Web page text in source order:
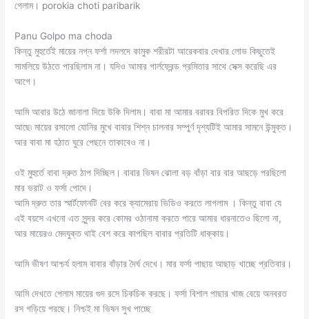
গেলাম। porokia choti paribarik
Panu Golpo ma choda
কিন্তু মুহুর্তেই মায়ের নগ্ন ফর্শা লদলদে কামুক শরীরটা আরেকবার দেখার লোভ কিছুতেই
সামলিয়ে উঠতে পারছিলাম না। যদিও আমার গার্লফ্রেন্ড প্রমিতার সাথে সেক্স করেছি এর
আগে।
আমি আবার উঠে জানালা দিয়ে উকি দিলাম। বাবা মা আমার বরাবর বিপরিত দিকে মুখ করে
আছে৷ মায়ের রসালো যোনির মুখে বাবার শিশ্ন চালনার সম্পুর্ণ দৃশ্যটিই আমার সামনে উন্মুক্ত।
আর বাবা মা হঠাত ঘুরে পেছনে তাকাবেও না।
ওই মুহুর্তে বাবা দ্রুত ঠাপ দিচ্ছিল। বাবার ভিষন ঝোলা বড় বাঁড়া বার বার আছড়ে পরছিলো
মার ভরাট ও ফর্সা পোদে।
আমি দ্রুত তার স্মার্টফোনটি বের করে ক্যামেরায় ভিডিও করতে লাগলাম । কিন্তু বাবা যে
এই বয়সে এখনো এত সুন্দর করে কোমর ওঠানামা করতে পারে আমার ধারনাতেও ছিলো না,
আর মায়েরও মেদযুক্ত থাই বেশ করে কাপছিল বাবার প্রতিটি ধাক্কায়।
আমি ভীষণ আশ্চর্য হলাম বাবার বাঁড়ার দৈর্ঘ দেখে। মার ফর্সা পাছায় আছাড় খাচ্ছে প্রতিবার।
আমি দেখতে পেলাম মায়ের গুদ রসে চিকচিক করছে। ফর্সা বিশাল পাছার খাজ বেয়ে অনবরত
রস গড়িয়ে পরছে। নিশ্চই মা ভিষন সুখ পাচ্ছে